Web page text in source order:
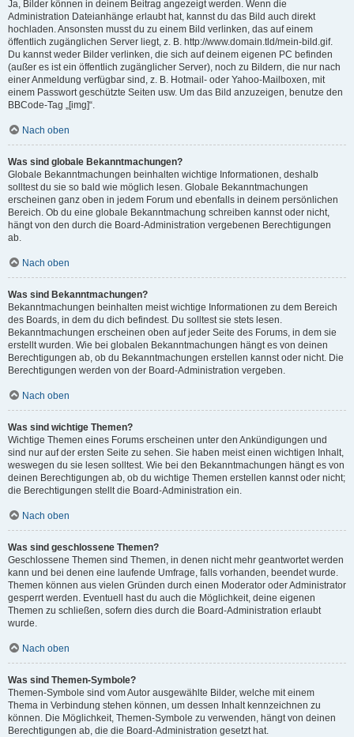
Ja, Bilder können in deinem Beitrag angezeigt werden. Wenn die
Administration Dateianhänge erlaubt hat, kannst du das Bild auch direkt
hochladen. Ansonsten musst du zu einem Bild verlinken, das auf einem
öffentlich zugänglichen Server liegt, z. B. http://www.domain.tld/mein-bild.gif.
Du kannst weder Bilder verlinken, die sich auf deinem eigenen PC befinden
(außer es ist ein öffentlich zugänglicher Server), noch zu Bildern, die nur nach
einer Anmeldung verfügbar sind, z. B. Hotmail- oder Yahoo-Mailboxen, mit
einem Passwort geschützte Seiten usw. Um das Bild anzuzeigen, benutze den
BBCode-Tag „[img]“.
Nach oben
Was sind globale Bekanntmachungen?
Globale Bekanntmachungen beinhalten wichtige Informationen, deshalb
solltest du sie so bald wie möglich lesen. Globale Bekanntmachungen
erscheinen ganz oben in jedem Forum und ebenfalls in deinem persönlichen
Bereich. Ob du eine globale Bekanntmachung schreiben kannst oder nicht,
hängt von den durch die Board-Administration vergebenen Berechtigungen
ab.
Nach oben
Was sind Bekanntmachungen?
Bekanntmachungen beinhalten meist wichtige Informationen zu dem Bereich
des Boards, in dem du dich befindest. Du solltest sie stets lesen.
Bekanntmachungen erscheinen oben auf jeder Seite des Forums, in dem sie
erstellt wurden. Wie bei globalen Bekanntmachungen hängt es von deinen
Berechtigungen ab, ob du Bekanntmachungen erstellen kannst oder nicht. Die
Berechtigungen werden von der Board-Administration vergeben.
Nach oben
Was sind wichtige Themen?
Wichtige Themen eines Forums erscheinen unter den Ankündigungen und
sind nur auf der ersten Seite zu sehen. Sie haben meist einen wichtigen Inhalt,
weswegen du sie lesen solltest. Wie bei den Bekanntmachungen hängt es von
deinen Berechtigungen ab, ob du wichtige Themen erstellen kannst oder nicht;
die Berechtigungen stellt die Board-Administration ein.
Nach oben
Was sind geschlossene Themen?
Geschlossene Themen sind Themen, in denen nicht mehr geantwortet werden
kann und bei denen eine laufende Umfrage, falls vorhanden, beendet wurde.
Themen können aus vielen Gründen durch einen Moderator oder Administrator
gesperrt werden. Eventuell hast du auch die Möglichkeit, deine eigenen
Themen zu schließen, sofern dies durch die Board-Administration erlaubt
wurde.
Nach oben
Was sind Themen-Symbole?
Themen-Symbole sind vom Autor ausgewählte Bilder, welche mit einem
Thema in Verbindung stehen können, um dessen Inhalt kennzeichnen zu
können. Die Möglichkeit, Themen-Symbole zu verwenden, hängt von deinen
Berechtigungen ab, die die Board-Administration gesetzt hat.